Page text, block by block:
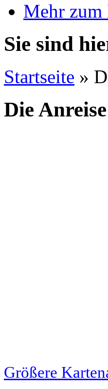
Mehr
Sie sind
Startseite »
Die Anreise
Größere